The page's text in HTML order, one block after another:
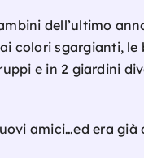
dell’ultimo
colori sgargianti,
e in 2 giardini
amici…ed era già